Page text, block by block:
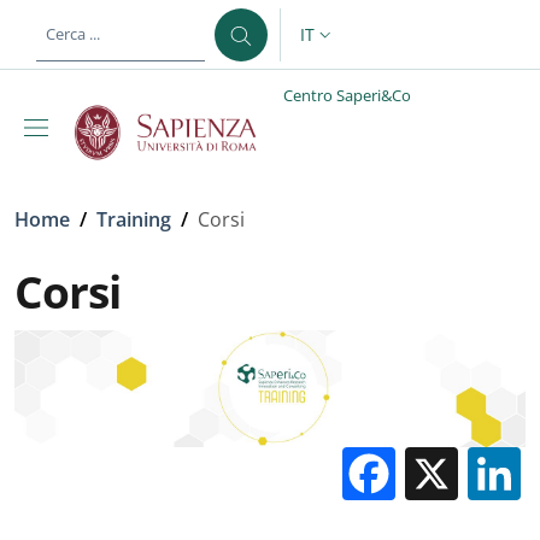
al contenuto principale
SELETTORE LINGUA:
IT
Centro Saperi&Co
Briciole di pane
Home / Training / Corsi
Corsi
X